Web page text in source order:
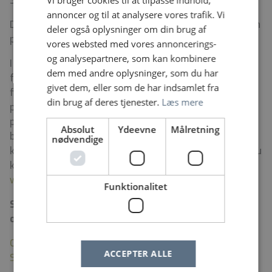
Du kan læse mere om Det Grønlandske Sundhedsvæsen
på
www.gjob.dk
I Grønland er der rig mulighed for at leve et aktivt
fritidsliv. Om sommeren er vandring, hvalsafari, jagt,
fiskeri og sejlture oplagte aktiviteter. Vinteren byder
på nordlys og masser af skiløb og hvis du bor nord for
polarcirklen, kan du køre på hundeslæde. I de større
byer findes der masser af kulturliv med sportsklubber,
kunstudstillinger, koncerter, cafeer og restauranter. Du
kan læse mere om den region jobbet er placeret i på
www.peqqik.gl
Se Det Grønlandske Sundhedsvæsens
organisationsdiagram
Organisationsdiagram Det Grønlandske
Sundhedsvæsen
annoncer og til at analysere vores trafik. Vi
deler også oplysninger om din brug af
vores websted med vores annoncerings-
og analysepartnere, som kan kombinere
dem med andre oplysninger, som du har
givet dem, eller som de har indsamlet fra
din brug af deres tjenester. Læs mere
Absolut
nødvendige
Ydeevne Målretning
Funktionalitet
ACCEPTER ALLE